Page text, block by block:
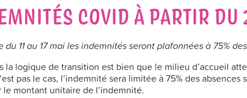
COVID À PARTIR DU
du 11 au 17 mai les indemnités seront plafonnées à 75%
la logique de transition est bien que le milieu d’accueil
pas le cas, l’indemnité sera limitée à 75% des
le montant unitaire de l’indemnité.